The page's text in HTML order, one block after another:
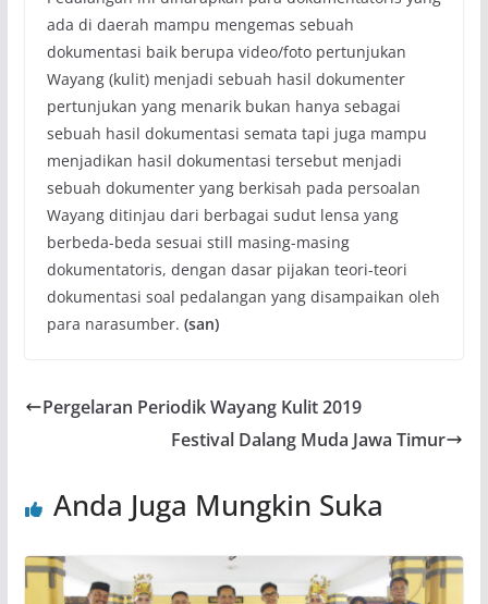
ada di daerah mampu mengemas sebuah
dokumentasi baik berupa video/foto pertunjukan
Wayang (kulit) menjadi sebuah hasil dokumenter
pertunjukan yang menarik bukan hanya sebagai
sebuah hasil dokumentasi semata tapi juga mampu
menjadikan hasil dokumentasi tersebut menjadi
sebuah dokumenter yang berkisah pada persoalan
Wayang ditinjau dari berbagai sudut lensa yang
berbeda-beda sesuai still masing-masing
dokumentatoris, dengan dasar pijakan teori-teori
dokumentasi soal pedalangan yang disampaikan oleh
para narasumber. (san)
Pergelaran Periodik Wayang Kulit 2019
Festival Dalang Muda Jawa Timur
Anda Juga Mungkin Suka